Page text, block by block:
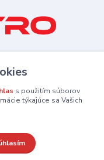
s použitím súborov
týkajúce sa Vašich